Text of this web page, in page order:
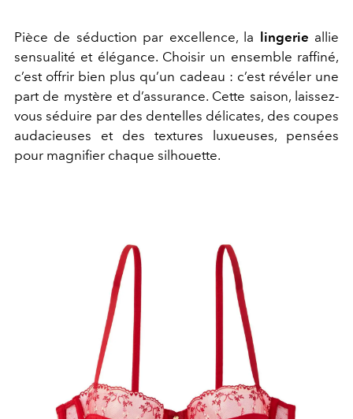
Pièce de séduction par excellence, la lingerie allie
sensualité et élégance. Choisir un ensemble raffiné,
c’est offrir bien plus qu’un cadeau : c’est révéler une
part de mystère et d’assurance. Cette saison, laissez-
vous séduire par des dentelles délicates, des coupes
audacieuses et des textures luxueuses, pensées
pour magnifier chaque silhouette.